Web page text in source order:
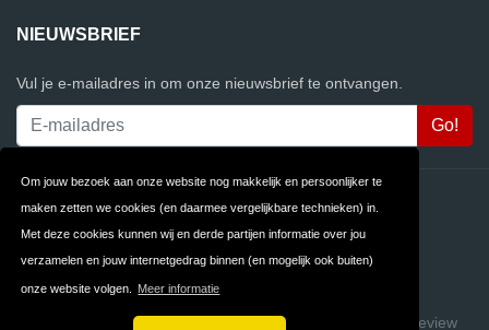
Om jouw bezoek aan onze website nog makkelijk en persoonlijker te
maken zetten we cookies (en daarmee vergelijkbare technieken) in.
Met deze cookies kunnen wij en derde partijen informatie over jou
verzamelen en jouw internetgedrag binnen (en mogelijk ook buiten)
onze website volgen. Meer informatie
NIEUWSBRIEF
Vul je e-mailadres in om onze nieuwsbrief te ontvangen.
Contact Privacy
Algemene FAQ
Copyright © 2026 Luchtvaartmaatschappijen.be Build review